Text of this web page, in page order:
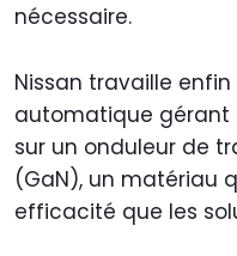
nécessaire.
Nissan travaille
automatique gérant
sur un onduleur de
(GaN), un matériau
efficacité que les